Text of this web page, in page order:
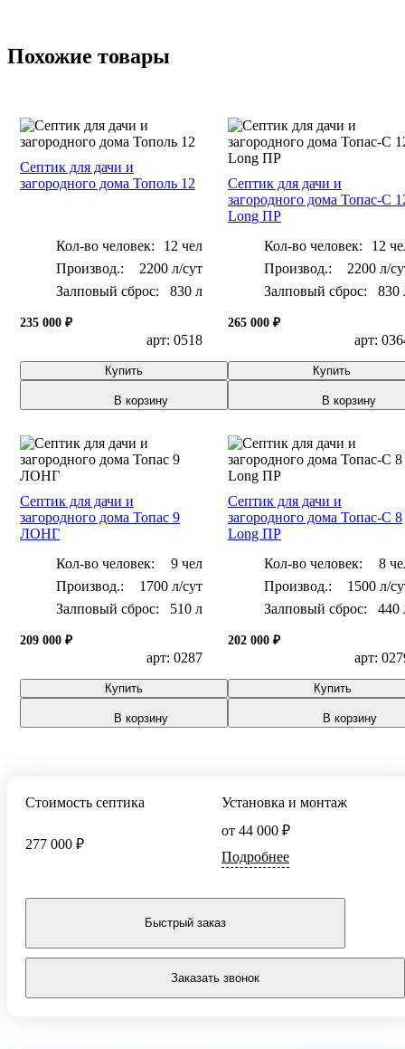
Похожие товары
Септик для дачи и
загородного дома Тополь 12
Кол-во человек:
12 чел
2200 л/сут
Залповый сброс:
830 л
235 000 ₽
арт: 0518
Купить
В корзину
Септик для дачи и
загородного дома Топас-С
Long ПР
Кол-во человек:
12
2200 л/
Залповый сброс:
830
265 000 ₽
арт:
Купить
В корзину
Септик для дачи и
загородного дома Топас 9
ЛОНГ
Кол-во человек:
9 чел
1700 л/сут
Залповый сброс:
510 л
209 000 ₽
арт: 0287
Купить
В корзину
Септик для дачи и
загородного дома Топас-С 8
Long ПР
Кол-во человек:
8
1500 л/
Залповый сброс:
440
202 000 ₽
арт:
Купить
В корзину
Стоимость септика
277 000 ₽
Быстрый заказ
Заказать звонок
Установка и монтаж
от 44 000 ₽
Подробнее